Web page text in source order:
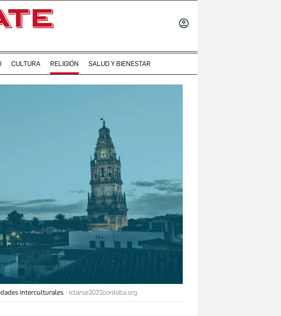
CULTURA RELIGIÓN SALUD Y BIENESTAR
interculturales iclarse2022cordoba.org